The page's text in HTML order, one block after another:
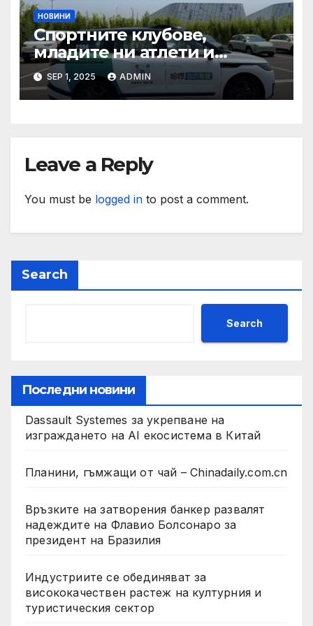
НОВИНИ
Спортните клубове,
младите ни атлети и
техните треньори имат
нужда от нашата подкрепа
и ние ще им я осигурим
SEP 1, 2025 ADMIN
Leave a Reply
You must be logged in to post a comment.
Search
Search
Последни новини
Dassault Systemes за укрепване на
изграждането на AI екосистема в Китай
Планини, гъмжащи от чай – Chinadaily.com.cn
Връзките на затворения банкер развалят
надеждите на Флавио Болсонаро за
президент на Бразилия
Индустриите се обединяват за
висококачествен растеж на културния и
туристическия сектор